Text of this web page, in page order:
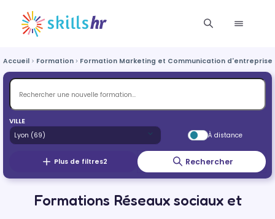
Accueil Formation Formation Marketing et Communication d'entreprise
VILLE
À distance
Plus de filtres2 Rechercher
Formations Réseaux sociaux et